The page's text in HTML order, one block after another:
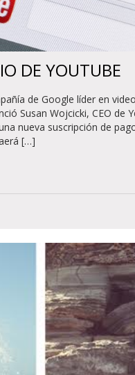
DE YOUTUBE
de Google líder en
Susan Wojcicki, CEO de
nueva suscripción de
[…]